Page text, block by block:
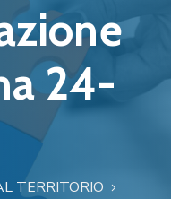
24-
TERRITORIO